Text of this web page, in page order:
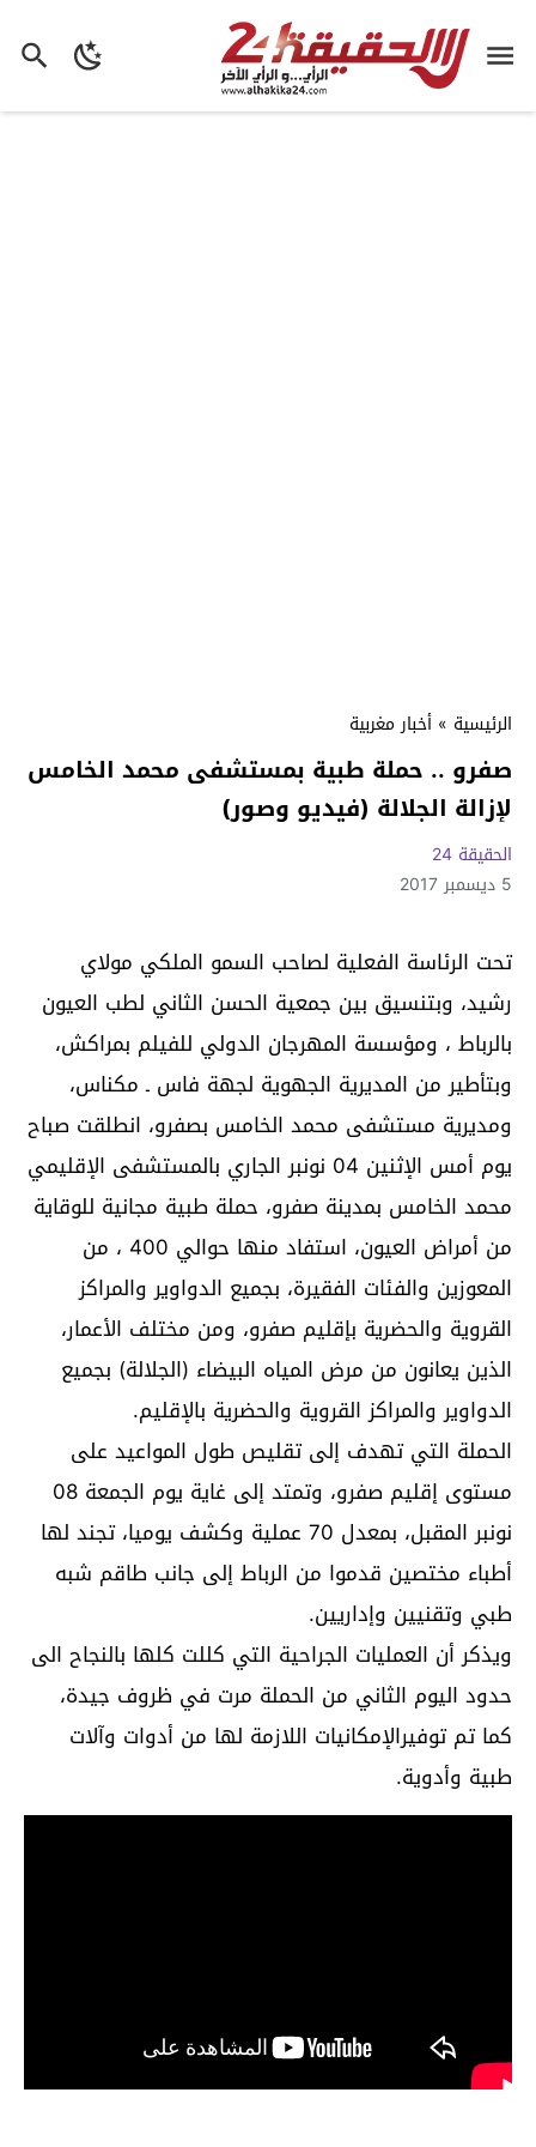
الرئيسية » أخبار مغربية
صفرو .. حملة طبية بمستشفى محمد الخامس
لإزالة الجلالة (فيديو وصور)
الحقيقة 24
5 ديسمبر 2017
تحت الرئاسة الفعلية لصاحب السمو الملكي مولاي
رشيد، وبتنسيق بين جمعية الحسن الثاني لطب العيون
بالرباط ، ومؤسسة المهرجان الدولي للفيلم بمراكش،
وبتأطير من المديرية الجهوية لجهة فاس ـ مكناس،
ومديرية مستشفى محمد الخامس بصفرو، انطلقت صباح
يوم أمس الإثنين 04 نونبر الجاري بالمستشفى الإقليمي
محمد الخامس بمدينة صفرو، حملة طبية مجانية للوقاية
من أمراض العيون، استفاد منها حوالي 400 ، من
المعوزين والفئات الفقيرة، بجميع الدواوير والمراكز
القروية والحضرية بإقليم صفرو، ومن مختلف الأعمار،
الذين يعانون من مرض المياه البيضاء (الجلالة) بجميع
الدواوير والمراكز القروية والحضرية بالإقليم.
الحملة التي تهدف إلى تقليص طول المواعيد على
مستوى إقليم صفرو، وتمتد إلى غاية يوم الجمعة 08
نونبر المقبل، بمعدل 70 عملية وكشف يوميا، تجند لها
أطباء مختصين قدموا من الرباط إلى جانب طاقم شبه
طبي وتقنيين وإداريين.
ويذكر أن العمليات الجراحية التي كللت كلها بالنجاح الى
حدود اليوم الثاني من الحملة مرت في ظروف جيدة،
كما تم توفيرالإمكانيات اللازمة لها من أدوات وآلات
طبية وأدوية.